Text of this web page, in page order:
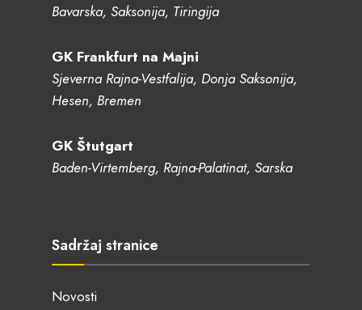
Bavarska, Saksonija, Tiringija
GK Frankfurt na Majni
Sjeverna Rajna-Vestfalija, Donja Saksonija,
Hesen, Bremen
GK Štutgart
Baden-Virtemberg, Rajna-Palatinat, Sarska
Sadržaj stranice
Novosti